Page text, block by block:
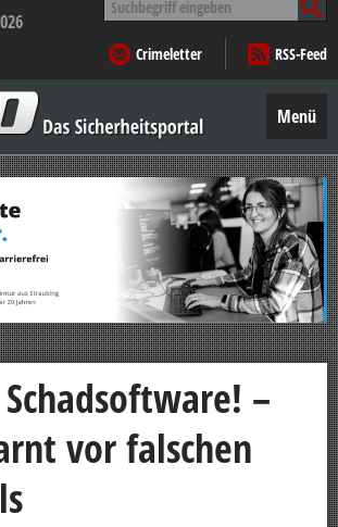
nach:
Crimeletter
RSS-Feed
Menü
–
vor falschen